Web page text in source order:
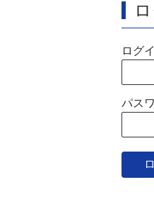
ログ
パス